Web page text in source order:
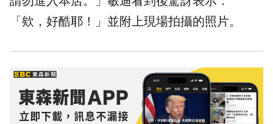
「欸，好酷耶！」並附上現場拍攝的照片。